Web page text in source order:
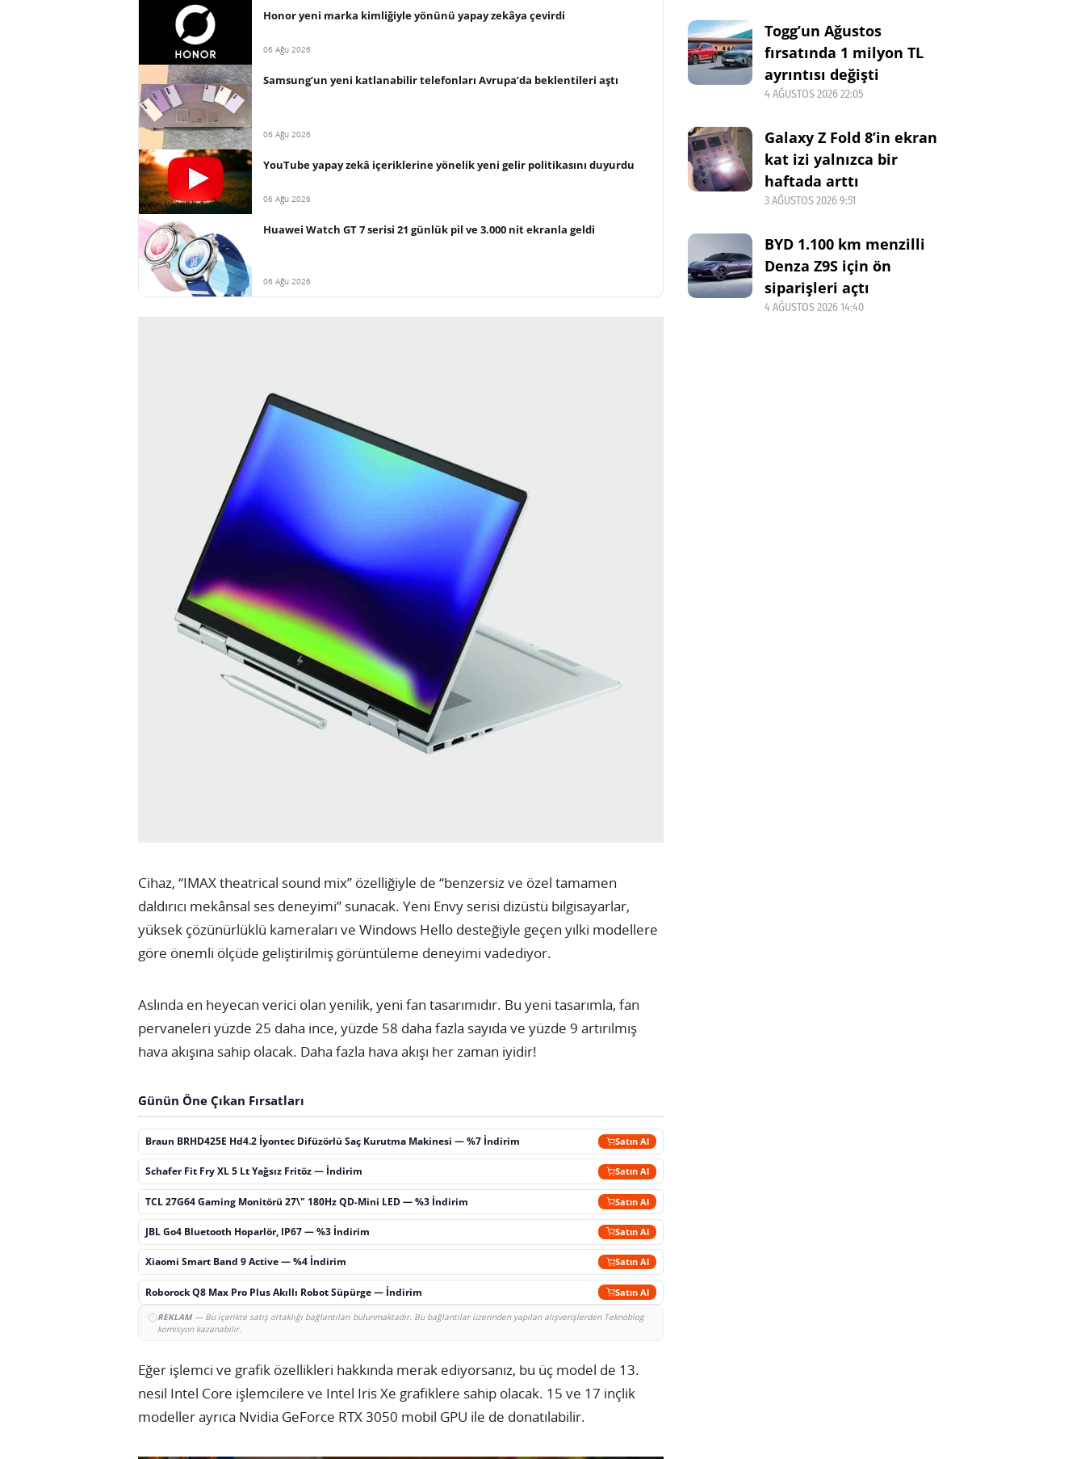
Honor yeni marka kimliğiyle yönünü yapay zekâya çevirdi
06 Ağu 2026
Samsung’un yeni katlanabilir telefonları Avrupa’da beklentileri aştı
06 Ağu 2026
YouTube yapay zekâ içeriklerine yönelik yeni gelir politikasını duyurdu
06 Ağu 2026
Huawei Watch GT 7 serisi 21 günlük pil ve 3.000 nit ekranla geldi
06 Ağu 2026
Cihaz, “IMAX theatrical sound mix” özelliğiyle de “benzersiz ve özel tamamen
daldırıcı mekânsal ses deneyimi” sunacak. Yeni Envy serisi dizüstü bilgisayarlar,
yüksek çözünürlüklü kameraları ve Windows Hello desteğiyle geçen yılki modellere
göre önemli ölçüde geliştirilmiş görüntüleme deneyimi vadediyor.
Aslında en heyecan verici olan yenilik, yeni fan tasarımıdır. Bu yeni tasarımla, fan
pervaneleri yüzde 25 daha ince, yüzde 58 daha fazla sayıda ve yüzde 9 artırılmış
hava akışına sahip olacak. Daha fazla hava akışı her zaman iyidir!
Günün Öne Çıkan Fırsatları
Braun BRHD425E Hd4.2 İyontec Difüzörlü Saç Kurutma Makinesi — %7 İndirim Satın Al
Schafer Fit Fry XL 5 Lt Yağsız Fritöz — İndirim Satın Al
TCL 27G64 Gaming Monitörü 27\" 180Hz QD-Mini LED — %3 İndirim Satın Al
JBL Go4 Bluetooth Hoparlör, IP67 — %3 İndirim Satın Al
Xiaomi Smart Band 9 Active — %4 İndirim Satın Al
Roborock Q8 Max Pro Plus Akıllı Robot Süpürge — İndirim Satın Al
REKLAM— Bu içerikte satış ortaklığı bağlantıları bulunmaktadır. Bu bağlantılar üzerinden yapılan alışverişlerden Teknoblog
komisyon kazanabilir.
Eğer işlemci ve grafik özellikleri hakkında merak ediyorsanız, bu üç model de 13.
nesil Intel Core işlemcilere ve Intel Iris Xe grafiklere sahip olacak. 15 ve 17 inçlik
modeller ayrıca Nvidia GeForce RTX 3050 mobil GPU ile de donatılabilir.
Togg’un Ağustos
fırsatında 1 milyon TL
ayrıntısı değişti
4 AĞUSTOS 2026 22:05
Galaxy Z Fold 8’in ekran
kat izi yalnızca bir
haftada arttı
3 AĞUSTOS 2026 9:51
BYD 1.100 km menzilli
Denza Z9S için ön
siparişleri açtı
4 AĞUSTOS 2026 14:40